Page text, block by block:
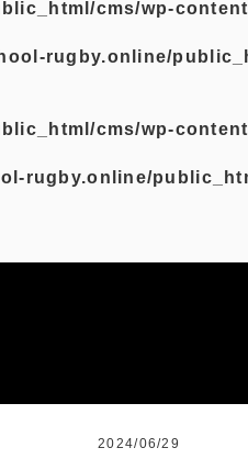
cms/wp-
rugby.online/
cms/wp-
rugby.online/
2024/06/29